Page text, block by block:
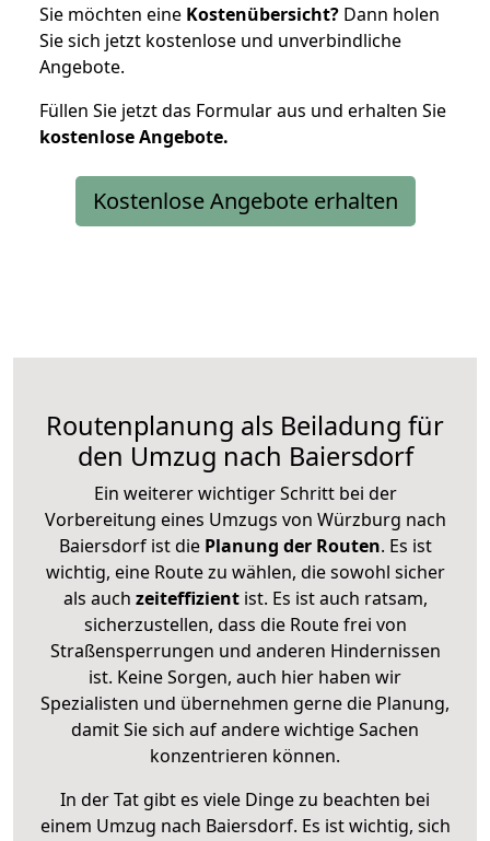
Sie möchten eine Kostenübersicht? Dann holen
Sie sich jetzt kostenlose und unverbindliche
Angebote.
Füllen Sie jetzt das Formular aus und erhalten Sie
kostenloseAngebote.
Kostenlose Angebote erhalten
Routenplanung als Beiladung für
den Umzug nach Baiersdorf
Ein weiterer wichtiger Schritt bei der
Vorbereitung eines Umzugs von Würzburg nach
Baiersdorf ist diePlanung der Routen. Es ist
wichtig, eine Route zu wählen, die sowohl sicher
als auch zeiteffizientist. Es ist auch ratsam,
sicherzustellen, dass die Route frei von
Straßensperrungen und anderen Hindernissen
ist. Keine Sorgen, auch hier haben wir
Spezialisten und übernehmen gerne die Planung,
damit Sie sich auf andere wichtige Sachen
konzentrieren können.
In der Tat gibt es viele Dinge zu beachten bei
einem Umzug nach Baiersdorf. Es ist wichtig, sich